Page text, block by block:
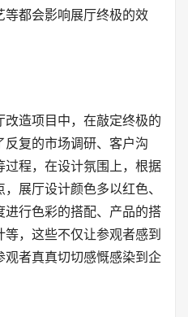
等都会影响展厅终极的效
造项目中，在敲定终极的
复的市场调研、客户沟
程，在设计氛围上，根据
展厅设计颜色多以红色、
进行色彩的搭配、产品的搭
，这些不仅让参观者感到
观者真真切切感慨感染到企